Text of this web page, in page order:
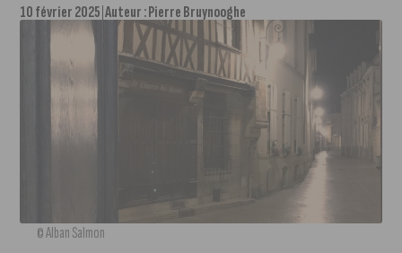
10 février 2025 Auteur :Pierre Bruynooghe
© Alban Salmon